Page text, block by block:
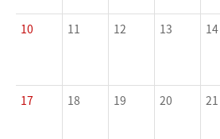
10 11 12 13 14
17 18 19 20 21